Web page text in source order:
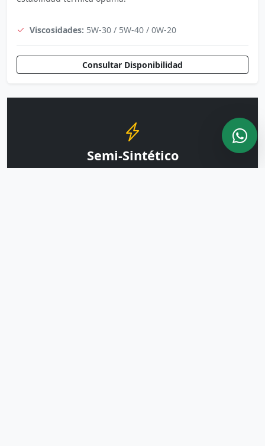
Viscosidades: 5W-30 / 5W-40 / 0W-20
Consultar Disponibilidad
Semi-Sintético